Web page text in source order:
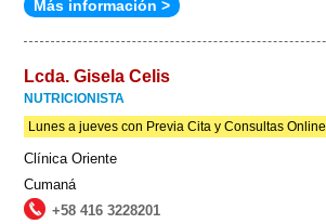
Más información >
Lcda. Gisela Celis
NUTRICIONISTA
Lunes a jueves con Previa Cita y Consultas Online
Clínica Oriente
Cumaná
+58 416 3228201